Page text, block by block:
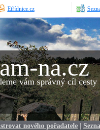
Etřídnice.cz
na.cz
vám správný cíl cesty
nového pořadatele |